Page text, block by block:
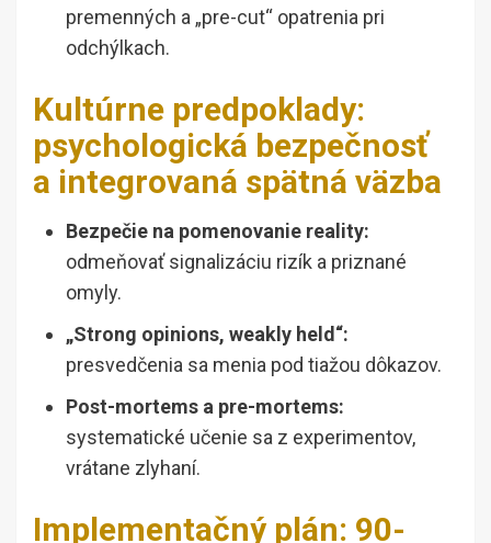
premenných a „pre-cut“ opatrenia pri
odchýlkach.
Kultúrne predpoklady:
psychologická bezpečnosť
a integrovaná spätná väzba
Bezpečie na pomenovanie reality:
odmeňovať signalizáciu rizík a priznané
omyly.
„Strong opinions, weakly held“:
presvedčenia sa menia pod tiažou dôkazov.
Post-mortems a pre-mortems:
systematické učenie sa z experimentov,
vrátane zlyhaní.
Implementačný plán: 90-